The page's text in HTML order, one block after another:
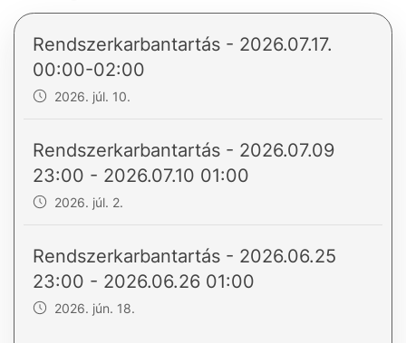
Rendszerkarbantartás - 2026.07.17.
00:00-02:00
2026. júl. 10.
Rendszerkarbantartás - 2026.07.09
23:00 - 2026.07.10 01:00
2026. júl. 2.
Rendszerkarbantartás - 2026.06.25
23:00 - 2026.06.26 01:00
2026. jún. 18.